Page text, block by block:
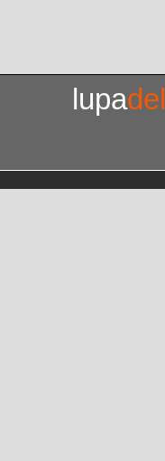
lupadel